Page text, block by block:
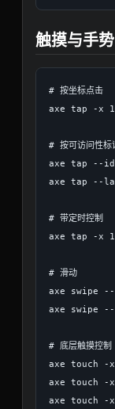
触摸与手势
# 按坐标点击
axe tap -x
# 按可访问性标
axe tap --id
axe tap --
# 带定时控制
axe tap -x
# 滑动
axe swipe
axe swipe
# 底层触摸控制
axe touch -
axe touch -